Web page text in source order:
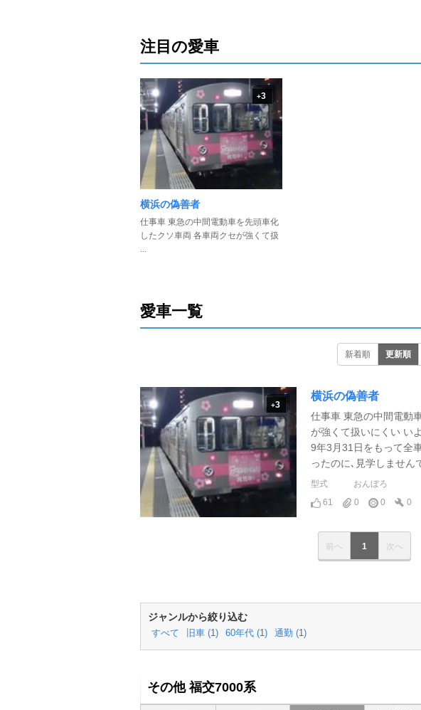
注目の愛車
+3
横浜の偽善者
仕事車 東急の中間電動車を先頭車化
したクソ車両 各車両クセが強くて扱
...
愛車一覧
新着順 更新順
+3
横浜の偽善者
仕事車 東急の中間電動
が強くて扱いにくい い
9年3月31日をもって全
ったのに､見学しません
型式
おんぼろ
61
0 0 0
前へ 1 次へ
ジャンルから絞り込む
すべて 旧車 (1) 60年代 (1) 通勤 (1)
その他 福交7000系